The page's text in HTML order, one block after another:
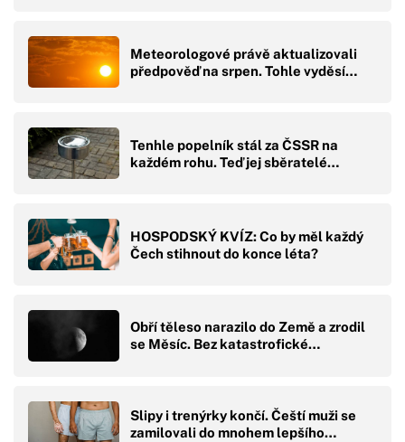
Meteorologové právě aktualizovali
předpověď na srpen. Tohle vyděsí…
Tenhle popelník stál za ČSSR na
každém rohu. Teď jej sběratelé…
HOSPODSKÝ KVÍZ: Co by měl každý
Čech stihnout do konce léta?
Obří těleso narazilo do Země a zrodil
se Měsíc. Bez katastrofické…
Slipy i trenýrky končí. Čeští muži se
zamilovali do mnohem lepšího…